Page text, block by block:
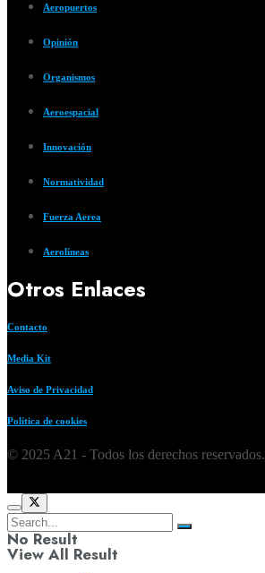
Aeropuertos
Opinión
Organismos
Aeroespacial
Innovación
Normatividad
Fuerza Aerea
Aerolíneas
Otros Enlaces
Contacto
Media Kit
Aviso de Privacidad
Política de cookies
© 2025 A21 - Todos los derechos reservados.
No Result
View All Result